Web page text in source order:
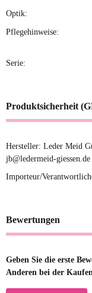
Optik:
Pflegehinweise:
Serie:
Produktsicherheit
Hersteller: Leder Meid
jb@ledermeid-giessen.de
Importeur/
Bewertungen
Geben Sie die erste
Anderen bei der